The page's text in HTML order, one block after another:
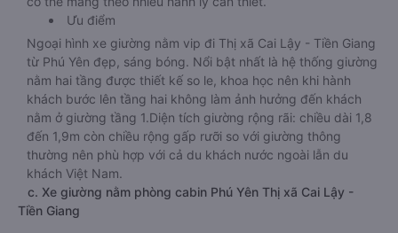
Ưu điểm
Ngoại hình xe giường nằm vip đi Thị xã Cai Lậy - Tiền Giang
từ Phú Yên đẹp, sáng bóng. Nổi bật nhất là hệ thống giường
nằm hai tầng được thiết kế so le, khoa học nên khi hành
khách bước lên tầng hai không làm ảnh hưởng đến khách
nằm ở giường tầng 1.Diện tích giường rộng rãi: chiều dài 1,8
đến 1,9m còn chiều rộng gấp rưỡi so với giường thông
thường nên phù hợp với cả du khách nước ngoài lẫn du
khách Việt Nam.
c. Xe giường nằm phòng cabin Phú Yên Thị xã Cai Lậy -
Tiền Giang